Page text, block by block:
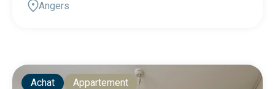
Angers
Achat Appartement